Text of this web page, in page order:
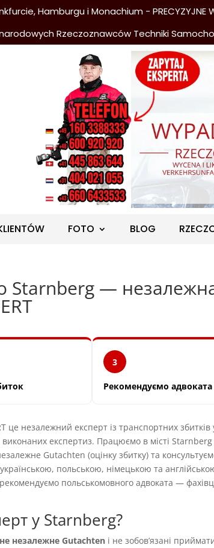
Hamburgu i Monachium - PRECYZYJNE
Rzeczoznawców Techniki
FOTO BLOG
Starnberg —
3
Рекомендуємо адвоката
це незалежний експерт із транспортних збитків
експертиз. Працюємо в місті Starnberg
Gutachten (оцінку збитку) та
польською, німецькою та
польськомовного адвоката —
у Starnberg?
незалежне Gutachten і не зобовʼязані